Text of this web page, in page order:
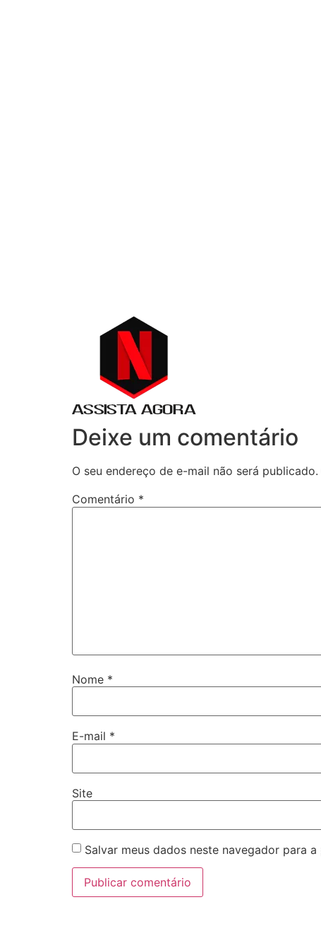
Deixe um comentário
O seu endereço de e-mail não será publicado.
Comentário *
Nome *
E-mail *
Site
Salvar meus dados neste navegador para